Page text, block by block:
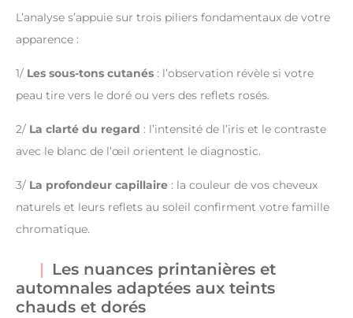
L’analyse s’appuie sur trois piliers fondamentaux de votre
apparence :
1/ Les sous-tons cutanés : l’observation révèle si votre
peau tire vers le doré ou vers des reflets rosés.
2/ La clarté du regard : l’intensité de l’iris et le contraste
avec le blanc de l’œil orientent le diagnostic.
3/ La profondeur capillaire : la couleur de vos cheveux
naturels et leurs reflets au soleil confirment votre famille
chromatique.
Les nuances printanières et
automnales adaptées aux teints
chauds et dorés